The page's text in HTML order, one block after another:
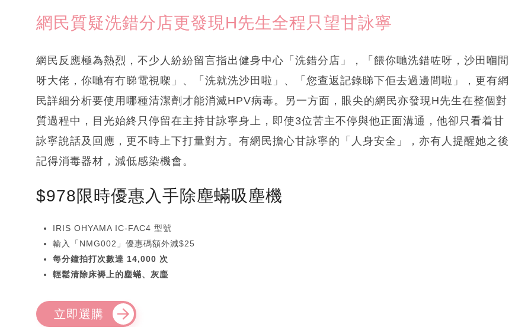
網民質疑洗錯分店更發現H先生全程只望甘詠寧
網民反應極為熱烈，不少人紛紛留言指出健身中心「洗錯分店」，「餵你哋洗錯咗呀，沙田嗰間
呀大佬，你哋有冇睇電視㗎」、「洗就洗沙田啦」、「您查返記錄睇下佢去過邊間啦」，更有網
民詳細分析要使用哪種清潔劑才能消滅HPV病毒。另一方面，眼尖的網民亦發現H先生在整個對
質過程中，目光始終只停留在主持甘詠寧身上，即使3位苦主不停與他正面溝通，他卻只看着甘
詠寧說話及回應，更不時上下打量對方。有網民擔心甘詠寧的「人身安全」，亦有人提醒她之後
記得消毒器材，減低感染機會。
$978限時優惠入手除塵蟎吸塵機
IRIS OHYAMA IC-FAC4 型號
輸入「NMG002」優惠碼額外減$25
每分鐘拍打次數達 14,000 次
輕鬆清除床褥上的塵蟎、灰塵
立即選購